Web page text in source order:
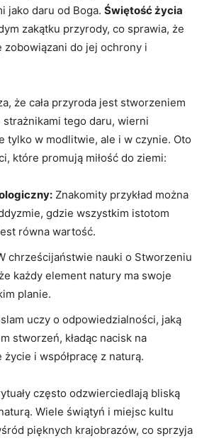
jako daru od Boga.‍ Świętość życia
zakątku przyrody, ‌co sprawia, że
zobowiązani do jej ochrony⁢ i
że cała przyroda jest ⁢stworzeniem
strażnikami tego daru, wierni
tylko w modlitwie, ale i w czynie. Oto
które promują miłość do ziemi:
Znakomity przykład można
gdzie wszystkim istotom
równa wartość.
chrześcijaństwie nauki o Stworzeniu
każdy element natury ma ​swoje
planie.
uczy o odpowiedzialności, jaką
stworzeń, kładąc nacisk⁤ na
i współpracę ‍z naturą.
często⁤ odzwierciedlają bliską
Wiele świątyń i miejsc kultu
pięknych krajobrazów,⁤ co ​sprzyja